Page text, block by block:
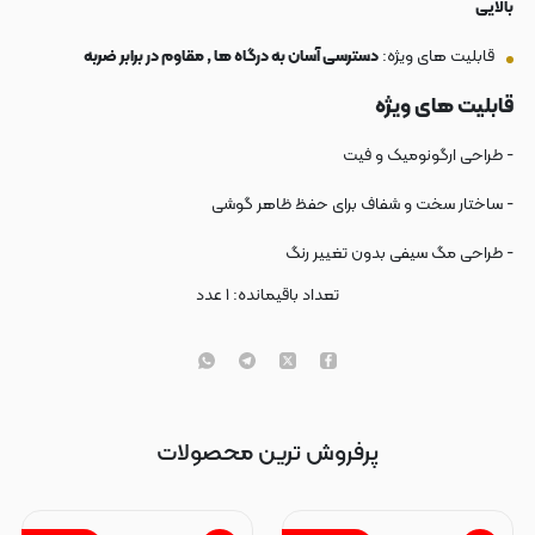
بالایی
قابلیت های ویژه:دسترسی آسان به درگاه ها , مقاوم در برابر ضربه
قابلیت های ویژه
- طراحی ارگونومیک و فیت
- ساختار سخت و شفاف برای حفظ ظاهر گوشی
- طراحی مگ سیفی بدون تغییر رنگ
تعداد باقیمانده:۱عدد
پرفروش ترین محصولات